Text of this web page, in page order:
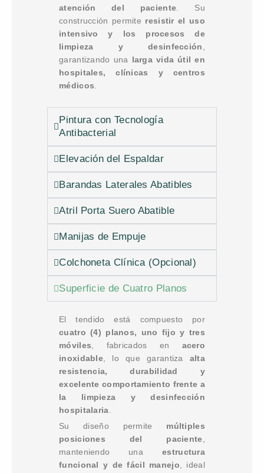
atención del paciente. Su
construcción permite resistir el uso
intensivo y los procesos de
limpieza y desinfección ,
garantizando una
larga vida útil en
hospitales, clínicas y centros
médicos.
Pintura con Tecnología
Antibacterial
Elevación del Espaldar
Barandas Laterales Abatibles
Atril Porta Suero Abatible
Manijas de Empuje
Colchoneta Clínica (Opcional)
Superficie de Cuatro Planos
El tendido está compuesto por
cuatro (4) planos, uno fijo y tres
móviles, fabricados en acero
inoxidable, lo que garantiza alta
resistencia, durabilidad y
excelente comportamiento frente a
la limpieza y desinfección
hospitalaria.
Su diseño permite múltiples
posiciones del paciente,
manteniendo una estructura
funcional y de fácil manejo, ideal